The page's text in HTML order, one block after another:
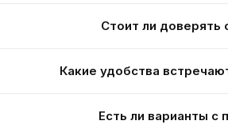
Стоит ли доверять
Какие удобства
Есть ли варианты с